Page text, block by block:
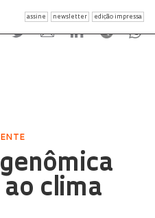
assine newsletter edição impressa
clima